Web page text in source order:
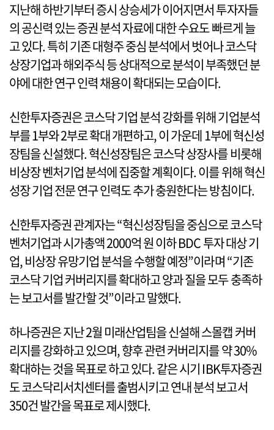
지난해 하반기부터 증시 상승세가 이어지면서 투자자들
의 공신력 있는 증권 분석 자료에 대한 수요도 빠르게 늘
고 있다. 특히 기존 대형주 중심 분석에서 벗어나 코스닥
상장기업과 해외주식 등 상대적으로 분석이 부족했던 분
야에 대한 연구 인력 채용이 확대되는 모습이다.
신한투자증권은 코스닥 기업 분석 강화를 위해 기업분석
부를 1부와 2부로 확대 개편하고, 이 가운데 1부에 혁신성
장팀을 신설했다. 혁신성장팀은 코스닥 상장사를 비롯해
비상장 벤처기업 분석에 집중할 계획이다. 이를 위해 혁신
성장 기업 전문 연구 인력도 추가 충원한다는 방침이다.
신한투자증권 관계자는 “혁신성장팀을 중심으로 코스닥
벤처기업과 시가총액 2000억 원 이하 BDC 투자 대상 기
업, 비상장 유망기업 분석을 수행할 예정”이라며 “기존
코스닥 기업 커버리지를 확대하고 양과 질을 모두 충족하
는 보고서를 발간할 것”이라고 말했다.
하나증권은 지난 2월 미래산업팀을 신설해 스몰캡 커버
리지를 강화하고 있으며, 향후 관련 커버리지를 약 30%
확대하는 것을 목표로 하고 있다. 같은 시기 IBK투자증권
도 코스닥리서치센터를 출범시키고 연내 분석 보고서
350건 발간을 목표로 제시했다.